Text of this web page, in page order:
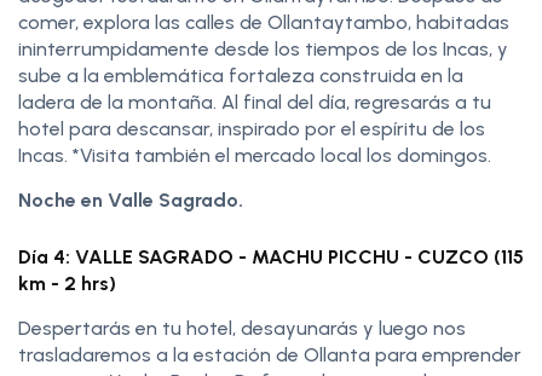
comer, explora las calles de Ollantaytambo, habitadas
ininterrumpidamente desde los tiempos de los Incas, y
sube a la emblemática fortaleza construida en la
ladera de la montaña. Al final del día, regresarás a tu
hotel para descansar, inspirado por el espíritu de los
Incas. *Visita también el mercado local los domingos.
Noche en Valle Sagrado.
Día 4: VALLE SAGRADO - MACHU PICCHU - CUZCO (115
km - 2 hrs)
Despertarás en tu hotel, desayunarás y luego nos
trasladaremos a la estación de Ollanta para emprender